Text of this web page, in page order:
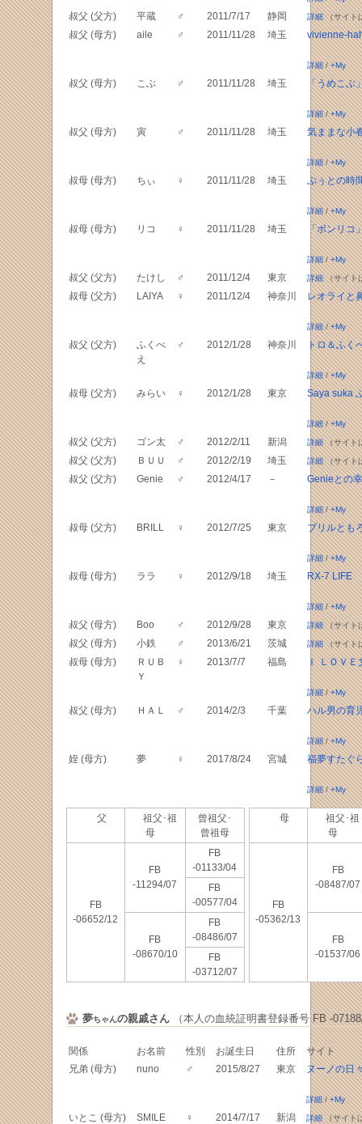
叔父 (父方) 平蔵 ♂ 2011/7/17 静岡 詳細（サイト
叔父 (母方) aile ♂ 2011/11/28 埼玉 vivienne-
詳細/+My
叔父 (母方) こぶ ♂ 2011/11/28 埼玉 「うめこぶ
詳細/+My
叔父 (母方) 寅 ♂ 2011/11/28 埼玉 気ままな小
詳細/+My
叔母 (母方) ちぃ ♀ 2011/11/28 埼玉 ぷぅとの時
詳細/+My
叔母 (母方) リコ ♀ 2011/11/28 埼玉 「ボンリコ
詳細/+My
叔父 (父方) たけし ♂ 2011/12/4 東京 詳細（サイト
叔母 (父方) LAIYA ♀ 2011/12/4 神奈川 レオライと
詳細/+My
叔父 (父方)
ふくべ
え
♂ 2012/1/28 神奈川 トロ＆ふく
詳細/+My
叔母 (父方) みらい ♀ 2012/1/28 東京 Saya suka
詳細/+My
叔父 (父方) ゴン太 ♂ 2012/2/11 新潟 詳細（サイト
叔父 (父方) ＢＵＵ ♂ 2012/2/19 埼玉 詳細（サイト
叔父 (父方) Genie ♂ 2012/4/17 － Genieとの
詳細/+My
叔母 (父方) BRILL ♀ 2012/7/25 東京 ブリルとも
詳細/+My
叔母 (母方) ララ ♀ 2012/9/18 埼玉 RX-7 LIFE
詳細/+My
叔父 (母方) Boo ♂ 2012/9/28 東京 詳細（サイト
叔父 (母方) 小鉄 ♂ 2013/6/21 茨城 詳細（サイト
叔母 (母方)
ＲＵＢ
Ｙ
♀ 2013/7/7 福島 Ｉ ＬＯＶＥ
詳細/+My
叔父 (母方) ＨＡＬ ♂ 2014/2/3 千葉 ハル男の育
詳細/+My
姪 (母方) 夢 ♀ 2017/8/24 宮城 福夢すたぐ
詳細/+My
父
祖父･祖
母
曾祖父･
曾祖母
FB
-06652/12
FB
-11294/07
FB
-01133/04
FB
-00577/04
FB
-08670/10
FB
-08486/07
FB
-03712/07
母
祖父･祖
母
FB
-05362/13
FB
-08487/07
FB
-01537/06
夢ちゃんの親戚さん（本人の血統証明書登録番号 FB -
関係 お名前 性別 お誕生日 住所
サイト
兄弟 (母方)
nuno ♂ 2015/8/27 東京 ヌーノの日
詳細/+My
いとこ (母方) SMILE ♀ 2014/7/17 新潟 詳細（サイト